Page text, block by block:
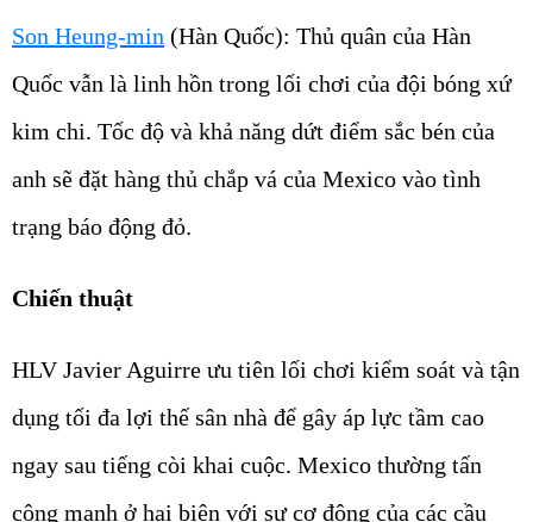
Son Heung-min (Hàn Quốc): Thủ quân của Hàn
Quốc vẫn là linh hồn trong lối chơi của đội bóng xứ
kim chi. Tốc độ và khả năng dứt điểm sắc bén của
anh sẽ đặt hàng thủ chắp vá của Mexico vào tình
trạng báo động đỏ.
Chiến thuật
HLV Javier Aguirre ưu tiên lối chơi kiểm soát và tận
dụng tối đa lợi thế sân nhà để gây áp lực tầm cao
ngay sau tiếng còi khai cuộc. Mexico thường tấn
công mạnh ở hai biên với sự cơ động của các cầu